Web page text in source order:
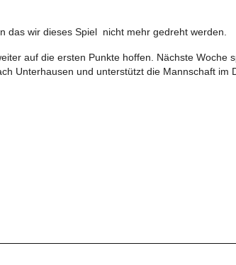
das wir dieses Spiel nicht mehr gedreht werden.
auf die ersten Punkte hoffen. Nächste
Unterhausen und unterstützt die Mannschaft im